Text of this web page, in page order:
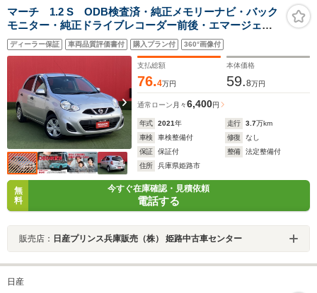
マーチ 1.2 S ODB検査済・純正メモリーナビ・バック
モニター・純正ドライブレコーダー前後・エマージェン
シーブレーキ
ディーラー保証 車両品質評価書付 購入プラン付 360°画像付
支払総額
76.4万円
本体価格
59.8万円
通常ローン 月々6,400円
年式 2021年 走行 3.7万km
車検
車検整備付 修復
なし
保証
保証付 整備
法定整備付
住所
兵庫県姫路市
無
料
今すぐ在庫確認・見積依頼
電話する
販売店： 日産プリンス兵庫販売（株） 姫路中古車センター
日産